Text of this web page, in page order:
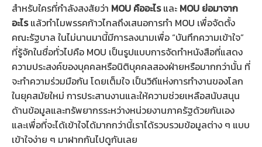
สำหรับใครที่กำลังสงสัยว่า MOU คืออะไรและ MOU ย่อมาจาก
อะไรแล้วทำไมพรรคก้าวไกลถึงเสนอการทำ MOU เพื่อจัดตั้ง
คณะรัฐบาล ในไม่นานมานี้มีการลงนามเพื่อ “บันทึกความเข้าใจ”
ที่รู้จักในชื่อทั่วไปคือ MOU เป็นรูปแบบการจัดทำหนังสือที่แสดง
ความประสงค์ของบุคคลหรือนิติบุคคลสองฝ่ายหรือมากกว่านั้น ที่
จะทำความร่วมมือกัน โดยเต็มใจ เป็นวิถีแห่งการทำงานของโลก
ในยุคสมัยใหม่ การประสานงานและให้ความช่วยเหลือสนับสนุน
ด้านข้อมูลและทรัพยากรระหว่างหน่วยงานภาครัฐด้วยกันเอง
และเพื่อที่จะได้เข้าใจได้มากกว่านี้เราได้รวบรวมข้อมูลต่าง ๆ แบบ
เข้าใจง่าย ๆ มาฝากกันไปดูกันเลย